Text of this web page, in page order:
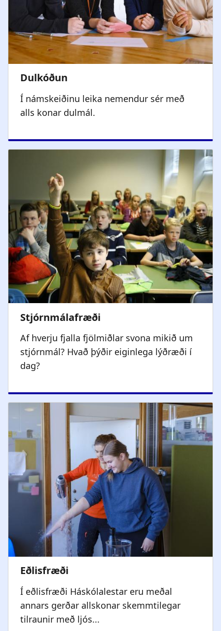
Í námskeiðinu leika nemendur sér með
alls konar dulmál.
Af hverju fjalla fjölmiðlar svona mikið um
stjórnmál? Hvað þýðir eiginlega lýðræði í
dag?
Í eðlisfræði Háskólalestar eru meðal
annars gerðar allskonar skemmtilegar
tilraunir með ljós...